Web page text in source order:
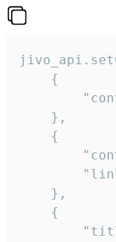
    {
    },
    {
    },
    {